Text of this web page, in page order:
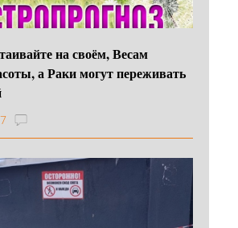
на своём, Весам
а Раки могут переживать